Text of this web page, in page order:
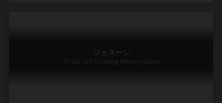
ジョスーシ
JO-SU-SHI Counting Memory Game